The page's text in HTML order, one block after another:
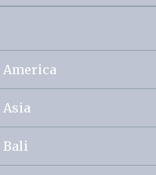
America
Asia
Bali